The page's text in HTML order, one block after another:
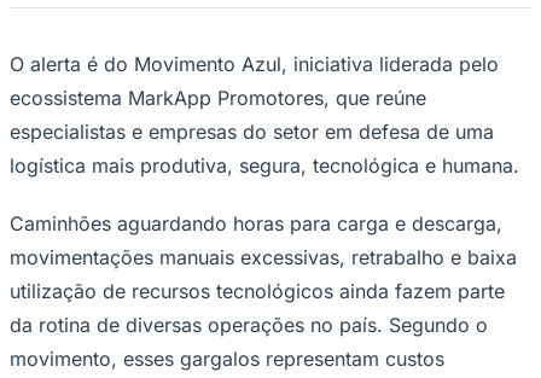
O alerta é do Movimento Azul, iniciativa liderada pelo
ecossistema MarkApp Promotores, que reúne
especialistas e empresas do setor em defesa de uma
logística mais produtiva, segura, tecnológica e humana.
Caminhões aguardando horas para carga e descarga,
movimentações manuais excessivas, retrabalho e baixa
utilização de recursos tecnológicos ainda fazem parte
da rotina de diversas operações no país. Segundo o
movimento, esses gargalos representam custos